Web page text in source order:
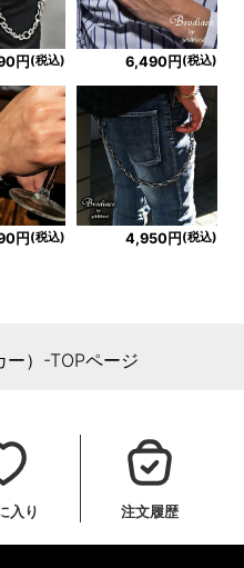
円(税込) 6,490円(税込)
円 (税込) 4,950円 (税込)
ー）-TOPページ
入り 注文履歴